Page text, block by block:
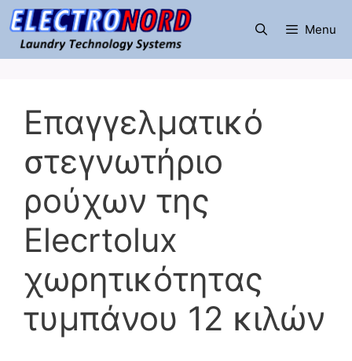
Μετάβαση
σε
περιεχόμενο
Menu
Επαγγελματικό
στεγνωτήριο
ρούχων της
Elecrtolux
χωρητικότητας
τυμπάνου 12 κιλών